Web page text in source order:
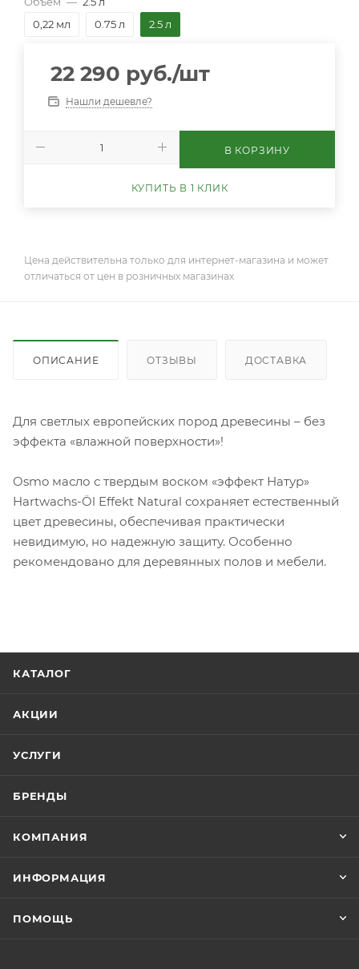
0,22 мл
0.75 л 2.5 л
22 290 руб./шт
Нашли дешевле?
В КОРЗИНУ
КУПИТЬ В 1 КЛИК
Цена действительна только для интернет-магазина и может
отличаться от цен в розничных магазинах
ОПИСАНИЕ ОТЗЫВЫ ДОСТАВКА
Для светлых европейских пород древесины – без
эффекта «влажной поверхности»!
Osmo масло с твердым воском «эффект Натур»
Hartwachs-Öl Effekt Natural сохраняет естественный
цвет древесины, обеспечивая практически
невидимую, но надежную защиту. Особенно
рекомендовано для деревянных полов и мебели.
КАТАЛОГ
АКЦИИ
УСЛУГИ
БРЕНДЫ
КОМПАНИЯ
ИНФОРМАЦИЯ
ПОМОЩЬ